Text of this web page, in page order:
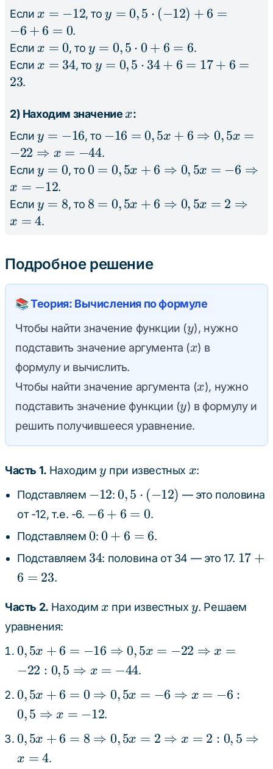
Если x
=
-12
x = −12, тоy =
\cdot
(-12)
+ 6
y = 0,5 ⋅ (−12) + 6 =
−6 + 6 = 0.
Если x
=
x = 0, то y =
0,5
= 6
y = 0,5 ⋅ 0 + 6 = 6.
Если x
x = 34, то y =
34 +
17 +
6 =
23
y = 0,5 ⋅ 34 + 6 = 17 + 6 =
23.
2) Находим значениеx
x:
Если y
=
-16
y = −16, то -16 = 0,5x +
\Rightarrow
\Rightarrow
x = -44
−16 = 0,5x + 6 ⇒ 0,5x =
−22 ⇒ x = −44.
Если y
=
0
y = 0, то 0 = 0,5x + 6
0,5x = -6
0 = 0,5x + 6 ⇒ 0, 5x = −6 ⇒
x = −12.
Если y
=
y = 8, то 8 = 0,5x + 6
x = 4
8 = 0,5x + 6 ⇒ 0, 5x = 2 ⇒
x = 4.
Подробное решение
📚 Теория: Вычисления по формуле
Чтобы найти значение функции (y
y), нужно
подставить значение аргумента (x
x) в
формулу и вычислить.
Чтобы найти значение аргумента (x
x), нужно
подставить значение функции (y
y) в формулу и
решить получившееся уравнение.
Часть 1. Находимy
y при известных x
x:
Подставляем -12
−12:0,5
\cdot
0,5 ⋅ (−12) — это половина
от -12, т.е. -6. -6
+
6
=
−6 + 6 = 0.
Подставляем0
0:0
6
0 + 6 = 6.
Подставляем 34
34: половина от 34 — это 17. 17
=
17 +
6 = 23.
Часть 2. Находимx
x при известных y
y. Решаем
уравнения:
0,5x + 6 =
-16
\Rightarrow
0,5x = -22
\Rightarrow
\Rightarrow
x = -44
0,5x + 6 = −16 ⇒ 0,5x = −22 ⇒ x =
−22 : 0,5 ⇒ x = −44.
0,5x + 6 = 0
\Rightarrow
0,5x = -6
\Rightarrow
x = -6 : 0,5
0,5x + 6 = 0 ⇒ 0,5x = −6 ⇒ x = −6 :
0,5 ⇒ x = −12.
0,5x + 6 = 8
\Rightarrow
0,5x + 6 = 8 ⇒ 0,5x = 2 ⇒ x = 2 : 0, 5 ⇒
x = 4.